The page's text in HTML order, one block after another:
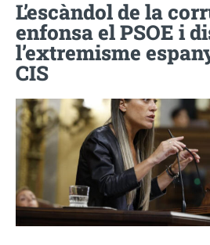
L’escàndol de la
enfonsa el PSOE i
l’extremisme
CIS